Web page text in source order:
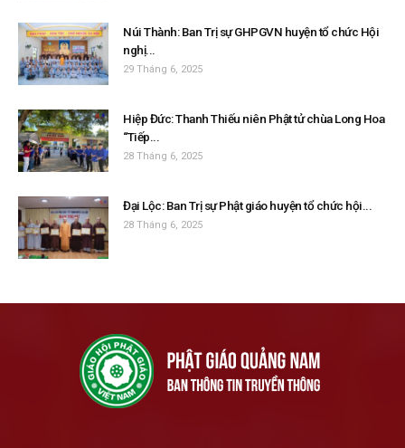
Núi Thành: Ban Trị sự GHPGVN huyện tổ chức Hội
nghị...
29 Tháng 6, 2025
Hiệp Đức: Thanh Thiếu niên Phật tử chùa Long Hoa
“Tiếp...
28 Tháng 6, 2025
Đại Lộc: Ban Trị sự Phật giáo huyện tổ chức hội...
28 Tháng 6, 2025